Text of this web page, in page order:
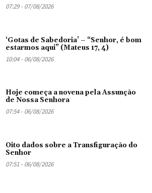
07:29 - 07/08/2026
‘Gotas de Sabedoria’ – “Senhor, é bom
estarmos aqui” (Mateus 17, 4)
10:04 - 06/08/2026
Hoje começa a novena pela Assunção
de Nossa Senhora
07:54 - 06/08/2026
Oito dados sobre a Transfiguração do
Senhor
07:51 - 06/08/2026